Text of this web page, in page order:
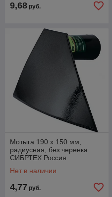
9,68 руб.
Мотыга 190 х 150 мм,
радиусная, без черенка
СИБРТЕХ Россия
Нет в наличии
4,77 руб.